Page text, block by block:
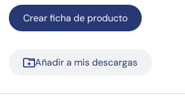
Crear ficha de producto
Añadir a mis descargas